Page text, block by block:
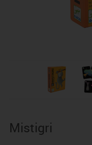
Mistigri